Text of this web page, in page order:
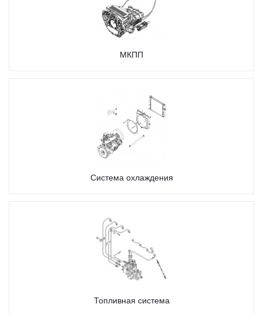
МКПП
Система охлаждения
Топливная система